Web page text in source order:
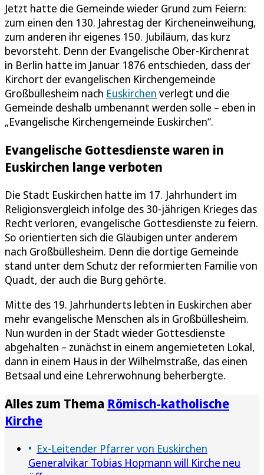
Jetzt hatte die Gemeinde wieder Grund zum Feiern:
zum einen den 130. Jahrestag der Kircheneinweihung,
zum anderen ihr eigenes 150. Jubiläum, das kurz
bevorsteht. Denn der Evangelische Ober-Kirchenrat
in Berlin hatte im Januar 1876 entschieden, dass der
Kirchort der evangelischen Kirchengemeinde
Großbüllesheim nach Euskirchen verlegt und die
Gemeinde deshalb umbenannt werden solle – eben in
„Evangelische Kirchengemeinde Euskirchen“.
Evangelische Gottesdienste waren in
Euskirchen lange verboten
Die Stadt Euskirchen hatte im 17. Jahrhundert im
Religionsvergleich infolge des 30-jährigen Krieges das
Recht verloren, evangelische Gottesdienste zu feiern.
So orientierten sich die Gläubigen unter anderem
nach Großbüllesheim. Denn die dortige Gemeinde
stand unter dem Schutz der reformierten Familie von
Quadt, der auch die Burg gehörte.
Mitte des 19. Jahrhunderts lebten in Euskirchen aber
mehr evangelische Menschen als in Großbüllesheim.
Nun wurden in der Stadt wieder Gottesdienste
abgehalten – zunächst in einem angemieteten Lokal,
dann in einem Haus in der Wilhelmstraße, das einen
Betsaal und eine Lehrerwohnung beherbergte.
Alles zum Thema Römisch-katholische
Kirche
Ex-Leitender Pfarrer von Euskirchen
Generalvikar Tobias Hopmann will Kirche neu